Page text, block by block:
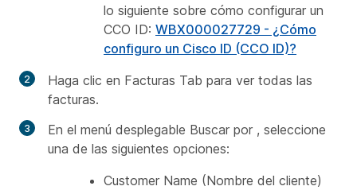
lo siguiente sobre cómo configurar un
CCO ID: WBX000027729 - ¿Cómo
configuro un Cisco ID (CCO ID)?
Haga clic en Facturas Tab para ver todas las
facturas.
En el menú desplegable Buscar por , seleccione
una de las siguientes opciones:
Customer Name (Nombre del cliente)